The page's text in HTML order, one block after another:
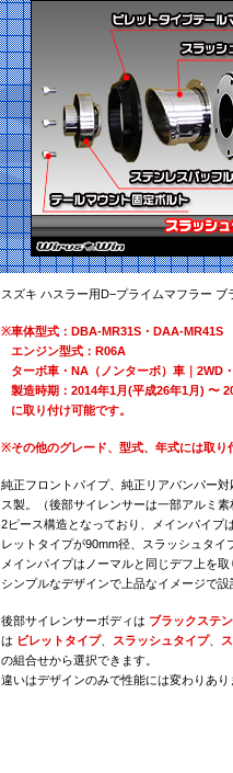
スズキ ハスラー用D−プライムマフラー
※車体型式：DBA-MR31S・DAA-MR41S
エンジン型式：R06A
ターボ車・NA（ノンターボ）車｜2WD
製造時期：2014年1月(平成26年1月) 〜
に取り付け可能です。
※その他のグレード、型式、年式には取
純正フロントパイプ、純正リアバンパー
ス製。（後部サイレンサーは一部アルミ
2ピース構造となっており、メインパイプ
レットタイプが90mm径、スラッシュタ
メインパイプはノーマルと同じデフ上を
シンプルなデザインで上品なイメージで
後部サイレンサーボディは ブラックステ
は ビレットタイプ、 スラッシュタイプ、
の組合せから選択できます。
違いはデザインのみで性能には変わりあ